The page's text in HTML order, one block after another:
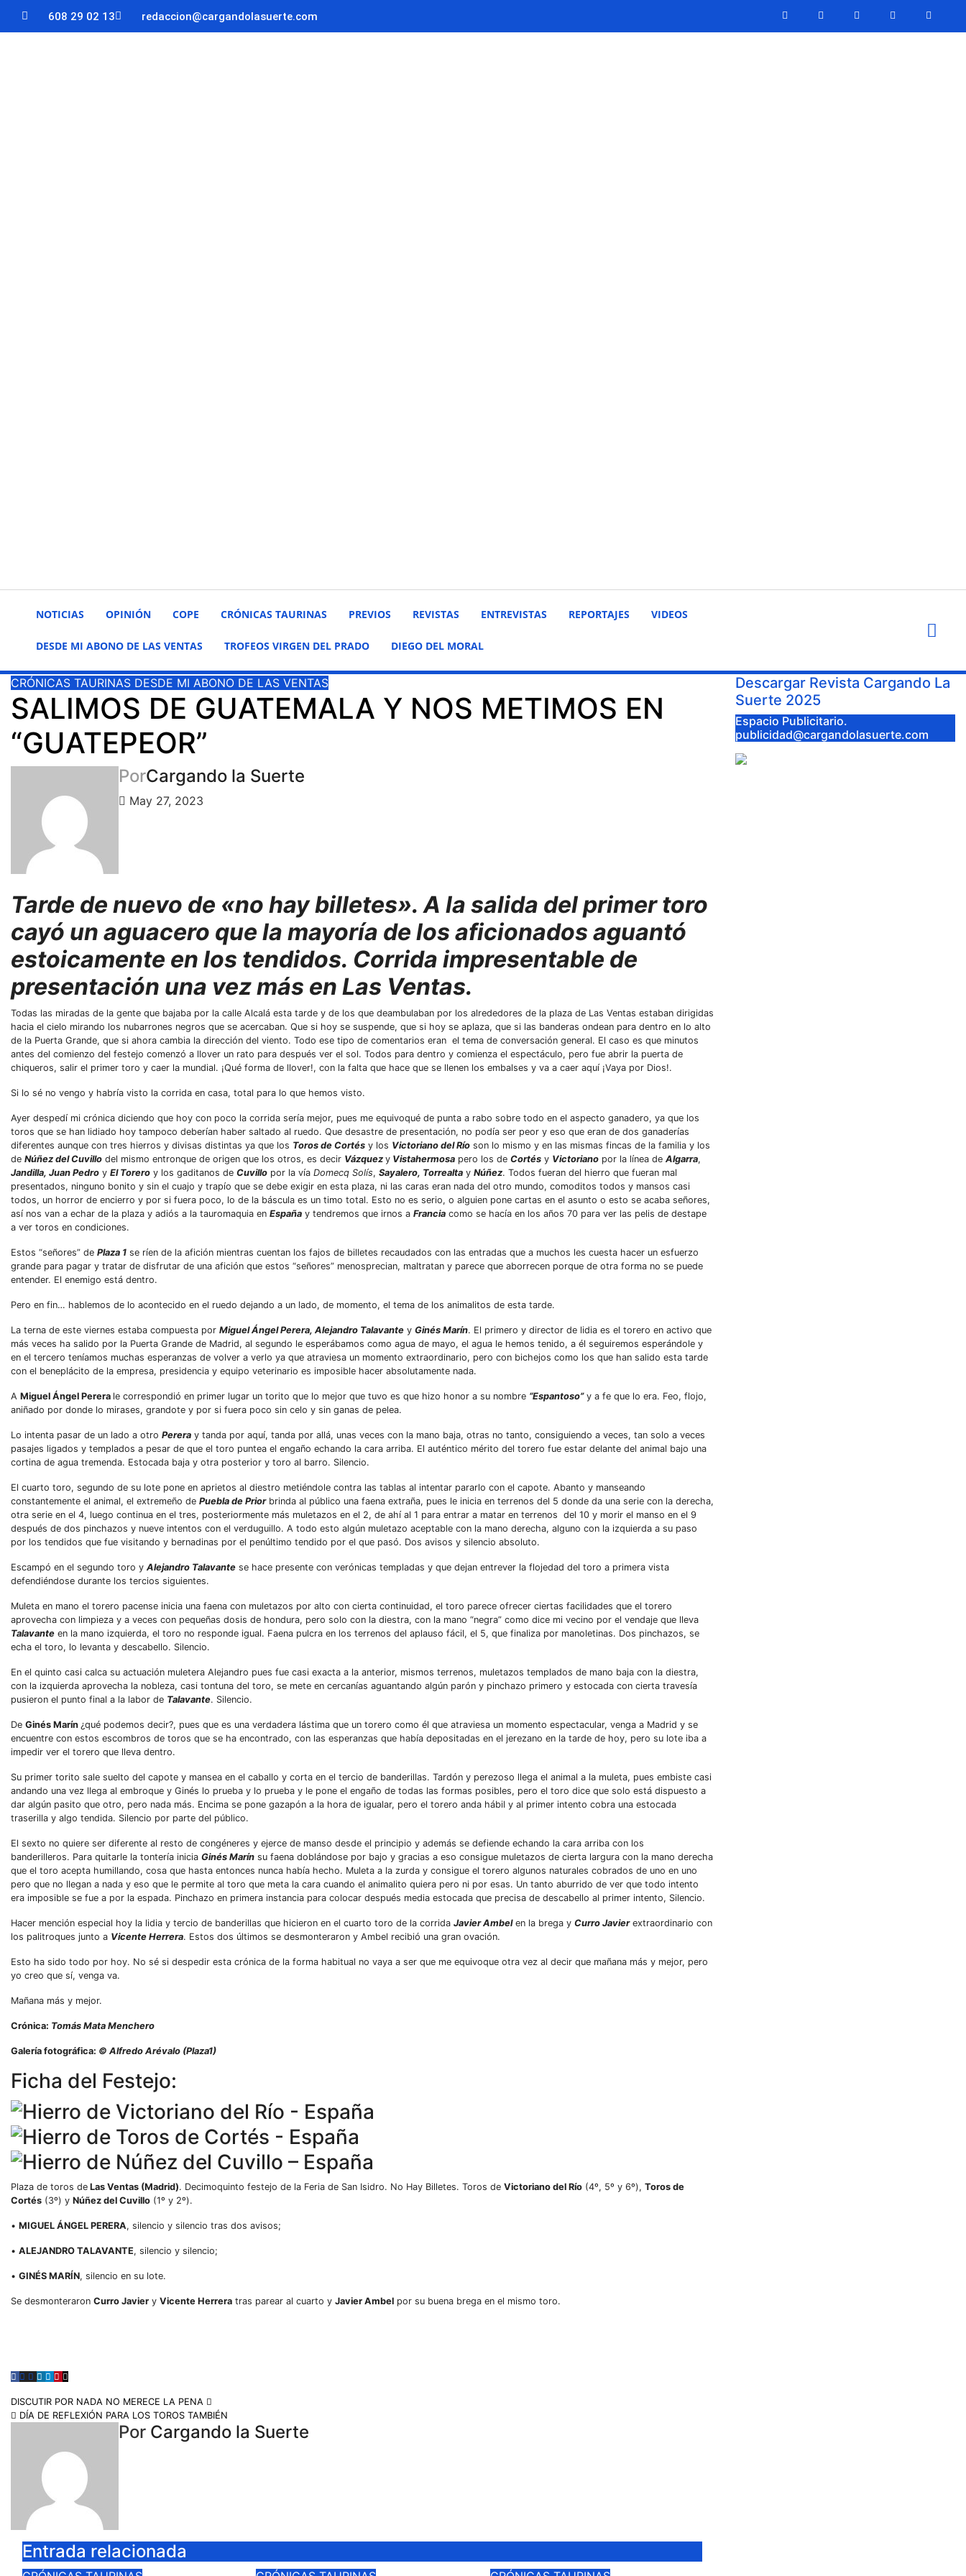
608 29 02 13 redaccion@cargandolasuerte.com
NOTICIAS OPINIÓN COPE CRÓNICAS TAURINAS PREVIOS REVISTAS ENTREVISTAS REPORTAJES VIDEOS
DESDE MI ABONO DE LAS VENTAS TROFEOS VIRGEN DEL PRADO DIEGO DEL MORAL
CRÓNICAS TAURINAS DESDE MI ABONO DE LAS VENTAS
SALIMOS DE GUATEMALA Y NOS METIMOS EN
“GUATEPEOR”
PorCargando la Suerte
May 27, 2023
Tarde de nuevo de «no hay billetes». A la salida del primer toro
cayó un aguacero que la mayoría de los aficionados aguantó
estoicamente en los tendidos. Corrida impresentable de
presentación una vez más en Las Ventas.
Todas las miradas de la gente que bajaba por la calle Alcalá esta tarde y de los que deambulaban por los alrededores de la plaza de Las Ventas estaban dirigidas
hacia el cielo mirando los nubarrones negros que se acercaban. Que si hoy se suspende, que si hoy se aplaza, que si las banderas ondean para dentro en lo alto
de la Puerta Grande, que si ahora cambia la dirección del viento. Todo ese tipo de comentarios eran el tema de conversación general. El caso es que minutos
antes del comienzo del festejo comenzó a llover un rato para después ver el sol. Todos para dentro y comienza el espectáculo, pero fue abrir la puerta de
chiqueros, salir el primer toro y caer la mundial. ¡Qué forma de llover!, con la falta que hace que se llenen los embalses y va a caer aquí ¡Vaya por Dios!.
Si lo sé no vengo y habría visto la corrida en casa, total para lo que hemos visto.
Ayer despedí mi crónica diciendo que hoy con poco la corrida sería mejor, pues me equivoqué de punta a rabo sobre todo en el aspecto ganadero, ya que los
toros que se han lidiado hoy tampoco deberían haber saltado al ruedo. Que desastre de presentación, no podía ser peor y eso que eran de dos ganaderías
diferentes aunque con tres hierros y divisas distintas ya que los Toros de Cortés y los Victoriano del Río son lo mismo y en las mismas fincas de la familia y los
de Núñez del Cuvillo del mismo entronque de origen que los otros, es decir Vázquez y Vistahermosa pero los de Cortés y Victoriano por la línea de Algarra,
Jandilla, Juan Pedro y El Torero y los gaditanos de Cuvillo por la vía Domecq Solís, Sayalero, Torrealta y Núñez. Todos fueran del hierro que fueran mal
presentados, ninguno bonito y sin el cuajo y trapío que se debe exigir en esta plaza, ni las caras eran nada del otro mundo, comoditos todos y mansos casi
todos, un horror de encierro y por si fuera poco, lo de la báscula es un timo total. Esto no es serio, o alguien pone cartas en el asunto o esto se acaba señores,
así nos van a echar de la plaza y adiós a la tauromaquia en España y tendremos que irnos a Francia como se hacía en los años 70 para ver las pelis de destape
a ver toros en condiciones.
Estos “señores” de Plaza 1 se ríen de la afición mientras cuentan los fajos de billetes recaudados con las entradas que a muchos les cuesta hacer un esfuerzo
grande para pagar y tratar de disfrutar de una afición que estos “señores” menosprecian, maltratan y parece que aborrecen porque de otra forma no se puede
entender. El enemigo está dentro.
Pero en fin… hablemos de lo acontecido en el ruedo dejando a un lado, de momento, el tema de los animalitos de esta tarde.
La terna de este viernes estaba compuesta por Miguel Ángel Perera, Alejandro Talavante y Ginés Marín. El primero y director de lidia es el torero en activo que
más veces ha salido por la Puerta Grande de Madrid, al segundo le esperábamos como agua de mayo, el agua le hemos tenido, a él seguiremos esperándole y
en el tercero teníamos muchas esperanzas de volver a verlo ya que atraviesa un momento extraordinario, pero con bichejos como los que han salido esta tarde
con el beneplácito de la empresa, presidencia y equipo veterinario es imposible hacer absolutamente nada.
A Miguel Ángel Perera le correspondió en primer lugar un torito que lo mejor que tuvo es que hizo honor a su nombre “Espantoso”y a fe que lo era. Feo, flojo,
aniñado por donde lo mirases, grandote y por si fuera poco sin celo y sin ganas de pelea.
Lo intenta pasar de un lado a otro Perera y tanda por aquí, tanda por allá, unas veces con la mano baja, otras no tanto, consiguiendo a veces, tan solo a veces
pasajes ligados y templados a pesar de que el toro puntea el engaño echando la cara arriba. El auténtico mérito del torero fue estar delante del animal bajo una
cortina de agua tremenda. Estocada baja y otra posterior y toro al barro. Silencio.
El cuarto toro, segundo de su lote pone en aprietos al diestro metiéndole contra las tablas al intentar pararlo con el capote. Abanto y manseando
constantemente el animal, el extremeño de Puebla de Priorbrinda al público una faena extraña, pues le inicia en terrenos del 5 donde da una serie con la derecha,
otra serie en el 4, luego continua en el tres, posteriormente más muletazos en el 2, de ahí al 1 para entrar a matar en terrenos del 10 y morir el manso en el 9
después de dos pinchazos y nueve intentos con el verduguillo. A todo esto algún muletazo aceptable con la mano derecha, alguno con la izquierda a su paso
por los tendidos que fue visitando y bernadinas por el penúltimo tendido por el que pasó. Dos avisos y silencio absoluto.
Escampó en el segundo toro y Alejandro Talavante se hace presente con verónicas templadas y que dejan entrever la flojedad del toro a primera vista
defendiéndose durante los tercios siguientes.
Muleta en mano el torero pacense inicia una faena con muletazos por alto con cierta continuidad, el toro parece ofrecer ciertas facilidades que el torero
aprovecha con limpieza y a veces con pequeñas dosis de hondura, pero solo con la diestra, con la mano “negra” como dice mi vecino por el vendaje que lleva
Talavante en la mano izquierda, el toro no responde igual. Faena pulcra en los terrenos del aplauso fácil, el 5, que finaliza por manoletinas. Dos pinchazos, se
echa el toro, lo levanta y descabello. Silencio.
En el quinto casi calca su actuación muletera Alejandro pues fue casi exacta a la anterior, mismos terrenos, muletazos templados de mano baja con la diestra,
con la izquierda aprovecha la nobleza, casi tontuna del toro, se mete en cercanías aguantando algún parón y pinchazo primero y estocada con cierta travesía
pusieron el punto final a la labor de Talavante. Silencio.
De Ginés Marín ¿qué podemos decir?, pues que es una verdadera lástima que un torero como él que atraviesa un momento espectacular, venga a Madrid y se
encuentre con estos escombros de toros que se ha encontrado, con las esperanzas que había depositadas en el jerezano en la tarde de hoy, pero su lote iba a
impedir ver el torero que lleva dentro.
Su primer torito sale suelto del capote y mansea en el caballo y corta en el tercio de banderillas. Tardón y perezoso llega el animal a la muleta, pues embiste casi
andando una vez llega al embroque y Ginés lo prueba y lo prueba y le pone el engaño de todas las formas posibles, pero el toro dice que solo está dispuesto a
dar algún pasito que otro, pero nada más. Encima se pone gazapón a la hora de igualar, pero el torero anda hábil y al primer intento cobra una estocada
traserilla y algo tendida. Silencio por parte del público.
El sexto no quiere ser diferente al resto de congéneres y ejerce de manso desde el principio y además se defiende echando la cara arriba con los
banderilleros. Para quitarle la tontería inicia Ginés Marín su faena doblándose por bajo y gracias a eso consigue muletazos de cierta largura con la mano derecha
que el toro acepta humillando, cosa que hasta entonces nunca había hecho. Muleta a la zurda y consigue el torero algunos naturales cobrados de uno en uno
pero que no llegan a nada y eso que le permite al toro que meta la cara cuando el animalito quiera pero ni por esas. Un tanto aburrido de ver que todo intento
era imposible se fue a por la espada. Pinchazo en primera instancia para colocar después media estocada que precisa de descabello al primer intento, Silencio.
Hacer mención especial hoy la lidia y tercio de banderillas que hicieron en el cuarto toro de la corrida Javier Ambel en la brega y Curro Javierextraordinario con
los palitroques junto a Vicente Herrera. Estos dos últimos se desmonteraron y Ambel recibió una gran ovación.
Esto ha sido todo por hoy. No sé si despedir esta crónica de la forma habitual no vaya a ser que me equivoque otra vez al decir que mañana más y mejor, pero
yo creo que sí, venga va.
Mañana más y mejor.
Crónica: Tomás Mata Menchero
Galería fotográfica: © Alfredo Arévalo (Plaza1)
Ficha del Festejo:
Plaza de toros de Las Ventas (Madrid). Decimoquinto festejo de la Feria de San Isidro. No Hay Billetes. Toros de Victoriano del Río (4º, 5º y 6º), Toros de
Cortés (3º) y Núñez del Cuvillo (1º y 2º).
• MIGUEL ÁNGEL PERERA, silencio y silencio tras dos avisos;
• ALEJANDRO TALAVANTE, silencio y silencio;
• GINÉS MARÍN, silencio en su lote.
Se desmonteraron Curro Javier y Vicente Herrera tras parear al cuarto y Javier Ambel por su buena brega en el mismo toro.
DISCUTIR POR NADA NO MERECE LA PENA
DÍA DE REFLEXIÓN PARA LOS TOROS TAMBIÉN
Por Cargando la Suerte
Entrada relacionada
Descargar Revista Cargando La
Suerte 2025
Espacio Publicitario.
publicidad@cargandolasuerte.com